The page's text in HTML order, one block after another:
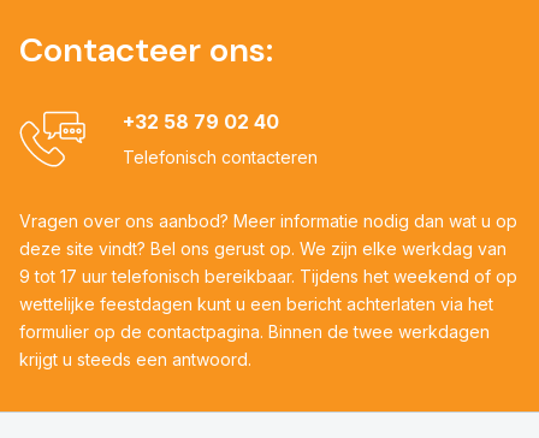
Contacteer ons:
+32 58 79 02 40
Telefonisch contacteren
Vragen over ons aanbod? Meer informatie nodig dan wat u op
deze site vindt? Bel ons gerust op. We zijn elke werkdag van
9 tot 17 uur telefonisch bereikbaar. Tijdens het weekend of op
wettelijke feestdagen kunt u een bericht achterlaten via het
formulier op de contactpagina. Binnen de twee werkdagen
krijgt u steeds een antwoord.